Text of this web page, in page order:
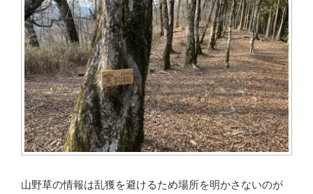
山野草の情報は乱獲を避けるため場所を明かさないのが